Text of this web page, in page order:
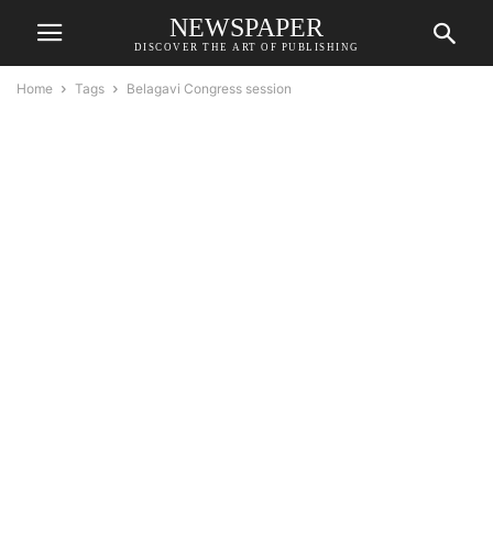
NEWSPAPER
DISCOVER THE ART OF PUBLISHING
Home Tags Belagavi Congress session